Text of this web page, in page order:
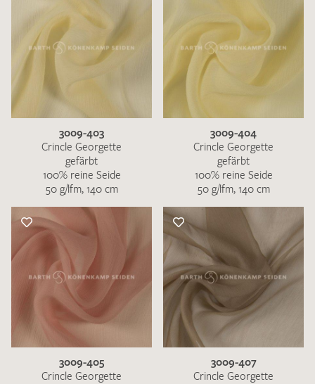
3009-403
Crincle Georgette
gefärbt
100% reine Seide
50 g/lfm, 140 cm
3009-404
Crincle Georgette
gefärbt
100% reine Seide
50 g/lfm, 140 cm
3009-405
Crincle Georgette
3009-407
Crincle Georgette